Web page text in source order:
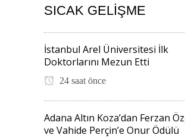
SICAK GELIŞME
İstanbul Arel Üniversitesi İlk
Doktorlarını Mezun Etti
24 saat önce
Adana Altın Koza’dan Ferzan
ve Vahide Perçin’e Onur Ödülü